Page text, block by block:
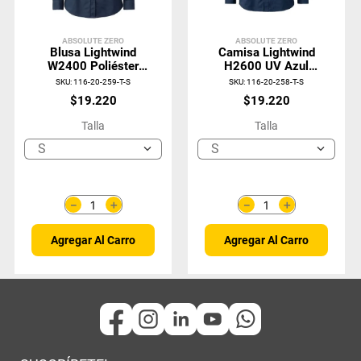
ABSOLUTE ZERO
Blusa Lightwind
W2400 Poliéster
UV Azul Marino
SKU:116-20-259-T-S
$19.220
Talla
S
＋
－
Agregar Al Carro
ABSOLUTE ZERO
Camisa Lightwind
H2600 UV Azul
Marino
SKU:116-20-258-T-S
$19.220
Talla
S
＋
－
Agregar Al Carro